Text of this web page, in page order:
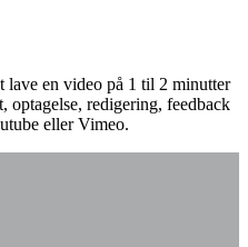
lave en video på 1 til 2 minutter
redigering, feedback
eller Vimeo.